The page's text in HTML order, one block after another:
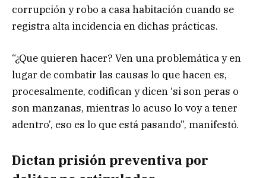
corrupción y robo a casa habitación cuando se
registra alta incidencia en dichas prácticas.
“¿Que quieren hacer? Ven una problemática y en
lugar de combatir las causas lo que hacen es,
procesalmente, codifican y dicen ‘si son peras o
son manzanas, mientras lo acuso lo voy a tener
adentro’, eso es lo que está pasando”, manifestó.
Dictan prisión preventiva por